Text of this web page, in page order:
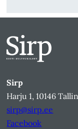
Sirp
Harju 1, 10146
sirp@sirp.ee
Facebook